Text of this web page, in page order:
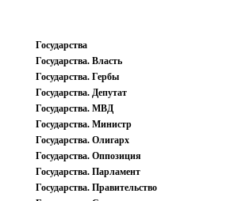
Государства
Государства. Власть
Государства. Гербы
Государства. Депутат
Государства. МВД
Государства. Министр
Государства. Олигарх
Государства. Оппозиция
Государства. Парламент
Государства. Правительство